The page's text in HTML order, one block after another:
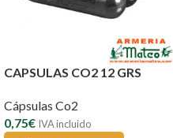
CAPSULAS CO2 12 GRS
Cápsulas Co2
0,75€ IVA incluido